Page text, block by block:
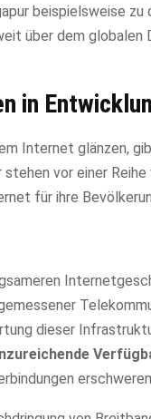
beispielsweise
über dem globalen
in
Internet glänzen,
vor einer
für ihre
dieser
erschweren.